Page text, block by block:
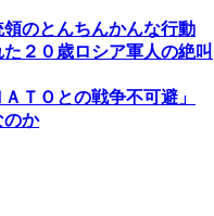
のとんちんかんな行動
２０歳ロシア軍人の絶叫
ＴＯとの戦争不可避」
のか